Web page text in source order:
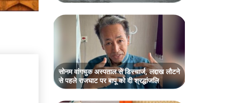
सोनम वांगचुक अस्पताल से डिस्चार्ज, लद्दाख लौटने
से पहले राजघाट पर बापू को दी श्रद्धांजलि